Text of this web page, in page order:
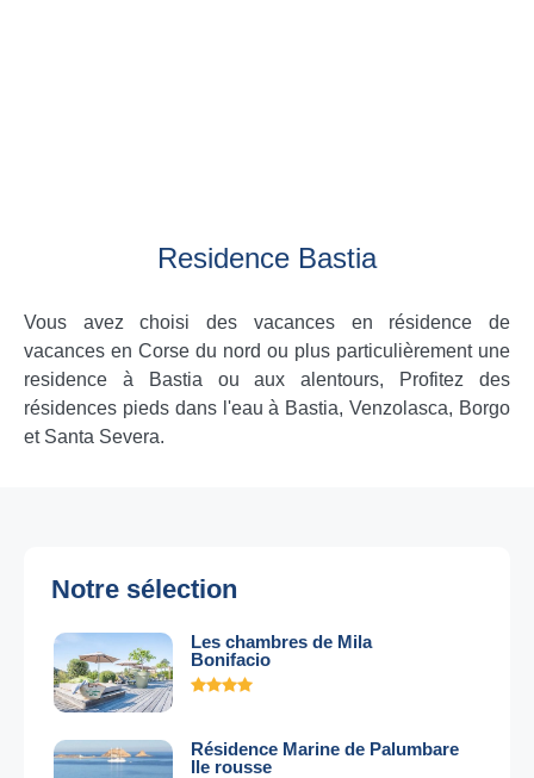
Residence Bastia
Vous avez choisi des vacances en résidence de
vacances en Corse du nord ou plus particulièrement une
residence à Bastia ou aux alentours, Profitez des
résidences pieds dans l'eau à Bastia, Venzolasca, Borgo
et Santa Severa.
Notre sélection
Les chambres de Mila
Bonifacio
Résidence Marine de Palumbare
Ile rousse